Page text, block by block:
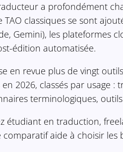
a profondément
TAO classiques se sont
Gemini), les plateformes
édition automatisée.
en revue plus de vingt
en 2026, classés par usage
terminologiques,
étudiant en traduction,
comparatif aide à choisir